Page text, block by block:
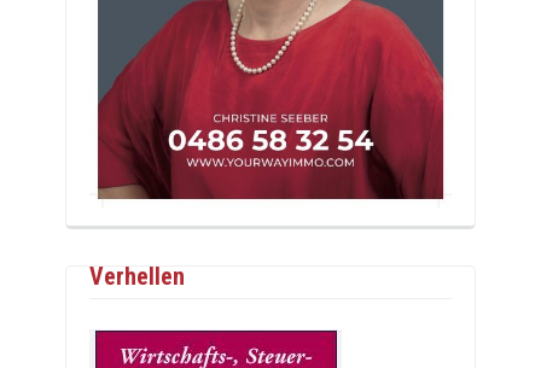
Verhellen